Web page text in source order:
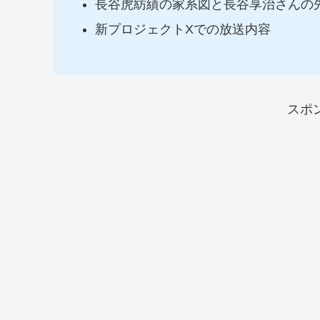
長谷虎紡績の家系図と長谷享治さんの
新プロジェクトXでの放送内容
スポ